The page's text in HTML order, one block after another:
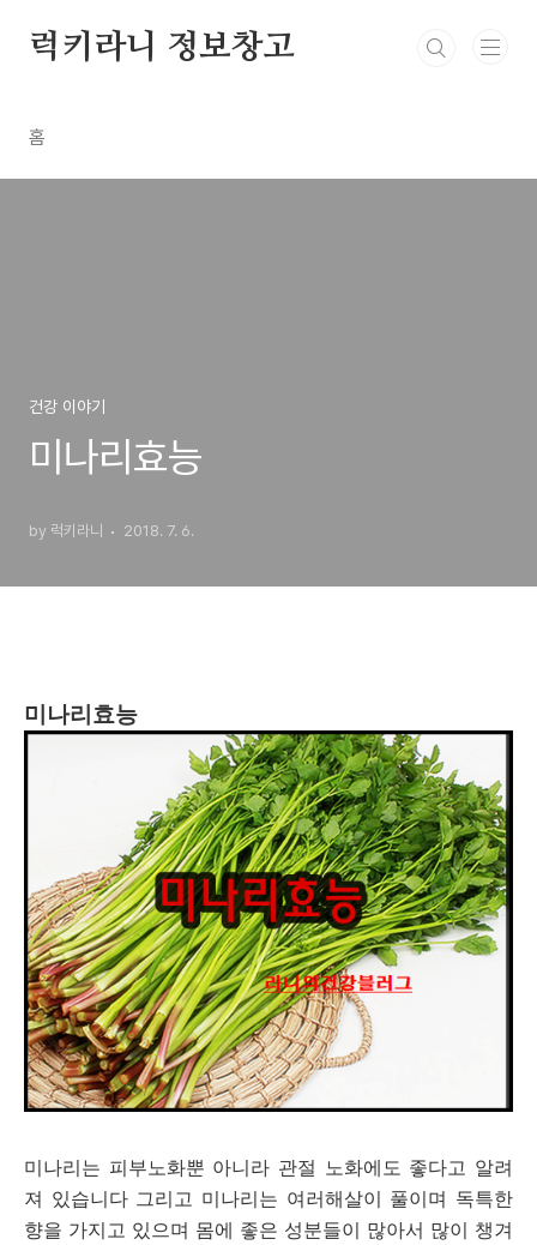
럭키라니 정보창고
홈
건강 이야기
미나리효능
by 럭키라니 2018. 7. 6.
미나리효능
미나리는 피부노화뿐 아니라 관절 노화에도 좋다고 알려
져 있습니다 그리고 미나리는 여러해살이 풀이며 독특한
향을 가지고 있으며 몸에 좋은 성분들이 많아서 많이 챙겨